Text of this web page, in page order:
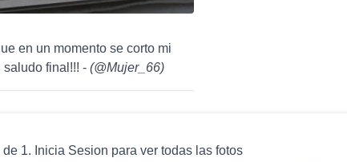
en un momento se corto mi
saludo final!!! - (@Mujer_66)
1. Inicia Sesion para ver todas las fotos